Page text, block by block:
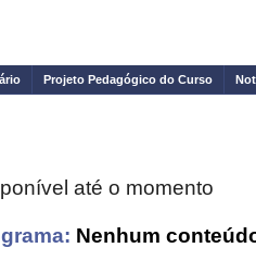
Projeto Pedagógico do Curso
até o momento
Nenhum